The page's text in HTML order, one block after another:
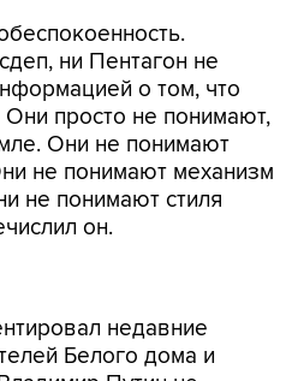
ни Пентагон не
о том, что
просто не понимают,
Они не понимают
не понимают механизм
не понимают стиля
он.
Путин не
о ходе